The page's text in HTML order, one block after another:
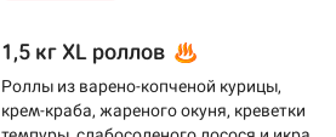
1,5 кг XL роллов
Роллы из варено-копченой курицы,
крем-краба, жареного окуня, креветки